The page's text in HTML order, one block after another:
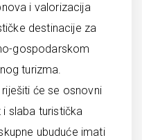
i valorizacija
destinacije za
gospodarskom
turizma.
će se osnovni
slaba turistička
ubuduće imati